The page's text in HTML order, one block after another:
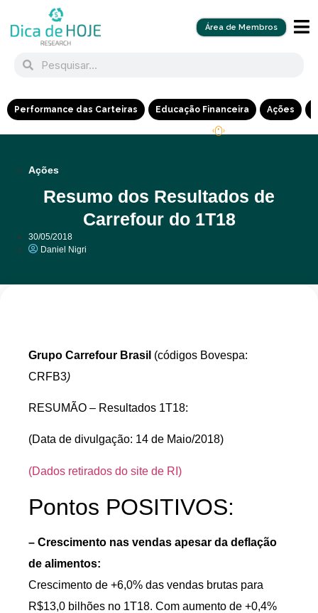
Área de Membros
Performance das Carteiras Educação Financeira Ações
Ações
Resumo dos Resultados de
Carrefour do 1T18
30/05/2018
Daniel Nigri
Grupo Carrefour Brasil (códigos Bovespa:
CRFB3)
RESUMÃO – Resultados 1T18:
(Data de divulgação: 14 de Maio/2018)
(Dados retirados do site de RI)
Pontos POSITIVOS:
– Crescimento nas vendas apesar da deflação
de alimentos:
Crescimento de +6,0% das vendas brutas para
R$13,0 bilhões no 1T18. Com aumento de +0,4%